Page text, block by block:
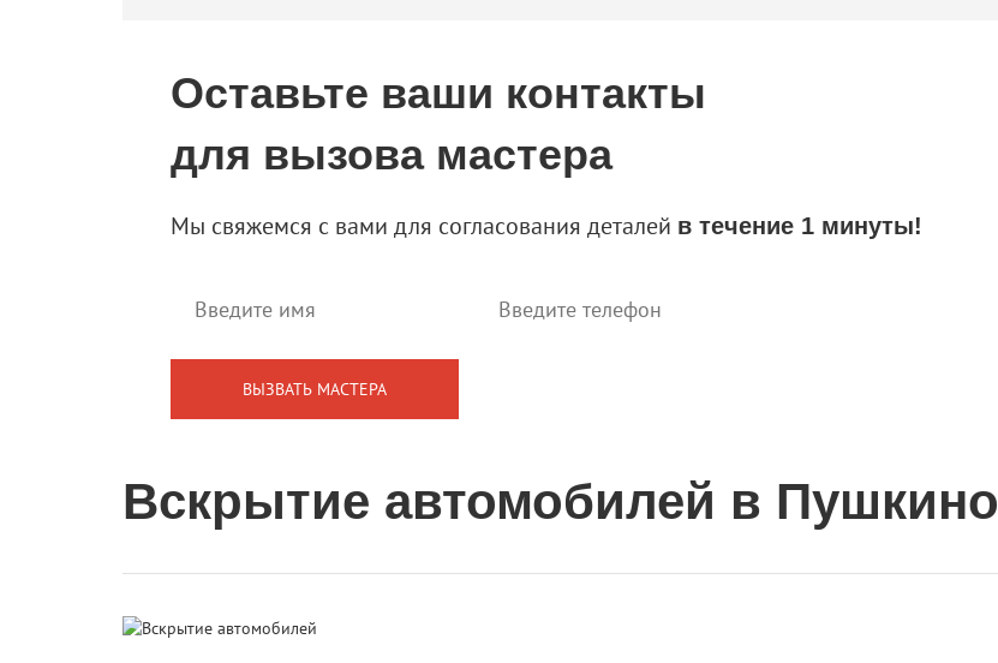
Вскрытие автомобилей в Пушкино
Оставьте ваши контакты
для вызова мастера
Мы свяжемся с вами для согласования деталей в течение 1 минуты!